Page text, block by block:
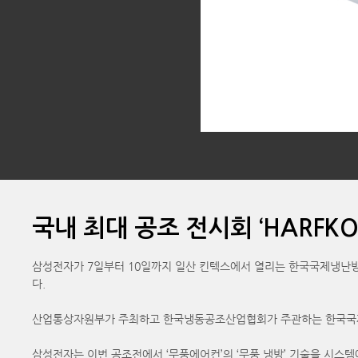
국내 최대 공조 전시회
삼성전자가 7일부터 10일까지 일산 킨텍스에서 열리는 한국국제냉
다.
산업통상자원부가 주최하고 한국냉동공조산업협회가 주관하는 한국
삼성전자는 이번 공조전에서 ‘무풍에어컨’의 ‘무풍 냉방’ 기술을 시